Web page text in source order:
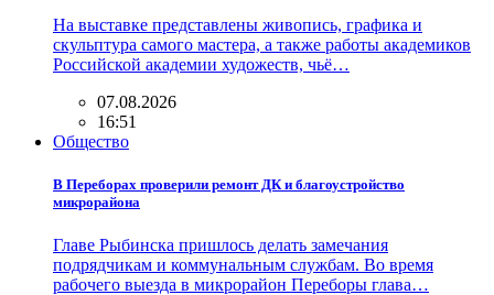
На выставке представлены живопись, графика и
скульптура самого мастера, а также работы академиков
Российской академии художеств, чьё…
07.08.2026
16:51
Общество
В Переборах проверили ремонт ДК и благоустройство
микрорайона
Главе Рыбинска пришлось делать замечания
подрядчикам и коммунальным службам. Во время
рабочего выезда в микрорайон Переборы глава…